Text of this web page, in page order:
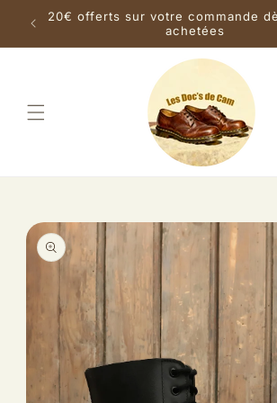
passer
contenu
20€ offerts sur votre commande
achetées
Passer aux
informations
produits